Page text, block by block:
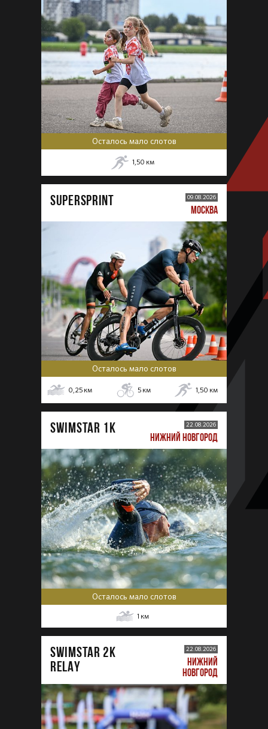
Осталось мало слотов
1,50 км
SUPERSPRINT 09.08.2026
МОСКВА
Осталось мало слотов
0,25 км 5 км 1,50 км
SWIMSTAR 1K 22.08.2026
НИЖНИЙ НОВГОРОД
Осталось мало слотов
1 км
SWIMSTAR 2K
RELAY
22.08.2026
НИЖНИЙ
НОВГОРОД